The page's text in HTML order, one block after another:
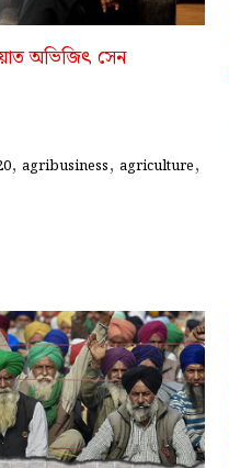
অভিজিৎ সেন
, agribusiness, agriculture,